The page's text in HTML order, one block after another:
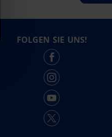
FOLGEN SIE UNS!